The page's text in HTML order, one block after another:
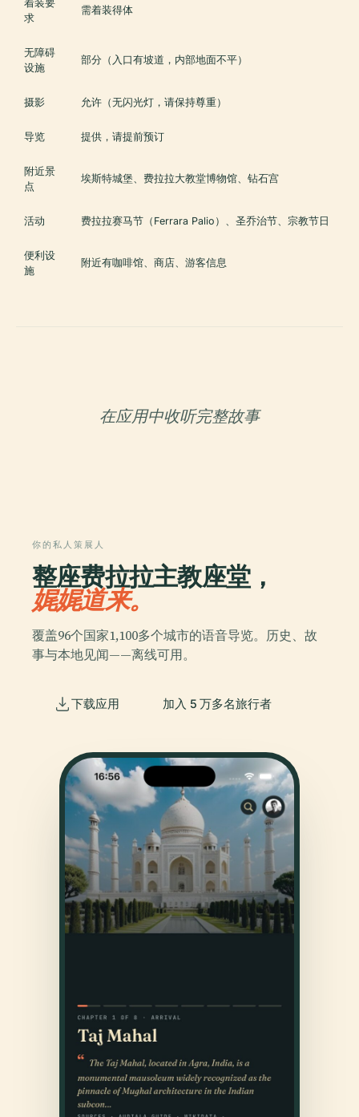
着装要
求
需着装得体
无障碍
设施
部分（入口有坡道，内部地面不平）
摄影 允许（无闪光灯，请保持尊重）
导览 提供，请提前预订
附近景
点
埃斯特城堡、费拉拉大教堂博物馆、钻石宫
活动 费拉拉赛马节（Ferrara Palio）、圣乔治节、宗教节日
便利设
施
附近有咖啡馆、商店、游客信息
在应用中收听完整故事
你的私人策展人
整座费拉拉主教座堂，
娓娓道来。
覆盖96个国家1,100多个城市的语音导览。历史、故
事与本地见闻——离线可用。
下载应用 加入 5 万多名旅行者